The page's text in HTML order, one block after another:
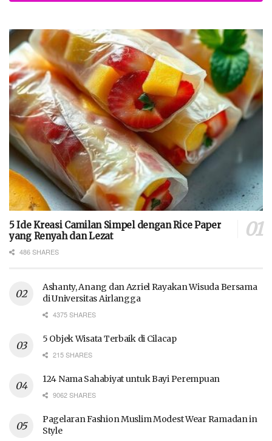
5 Ide Kreasi Camilan Simpel dengan Rice Paper
yang Renyah dan Lezat
486 SHARES
Ashanty, Anang dan Azriel Rayakan Wisuda Bersama
di Universitas Airlangga
4375 SHARES
5 Objek Wisata Terbaik di Cilacap
215 SHARES
124 Nama Sahabiyat untuk Bayi Perempuan
9062 SHARES
Pagelaran Fashion Muslim Modest Wear Ramadan in
Style